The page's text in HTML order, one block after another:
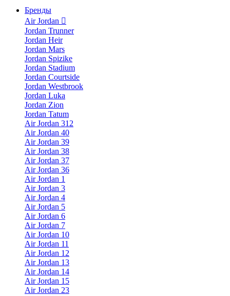
Бренды
Air Jordan
Jordan Trunner
Jordan Heir
Jordan Mars
Jordan Spizike
Jordan Stadium
Jordan Courtside
Jordan Westbrook
Jordan Luka
Jordan Zion
Jordan Tatum
Air Jordan 312
Air Jordan 40
Air Jordan 39
Air Jordan 38
Air Jordan 37
Air Jordan 36
Air Jordan 1
Air Jordan 3
Air Jordan 4
Air Jordan 5
Air Jordan 6
Air Jordan 7
Air Jordan 10
Air Jordan 11
Air Jordan 12
Air Jordan 13
Air Jordan 14
Air Jordan 15
Air Jordan 23